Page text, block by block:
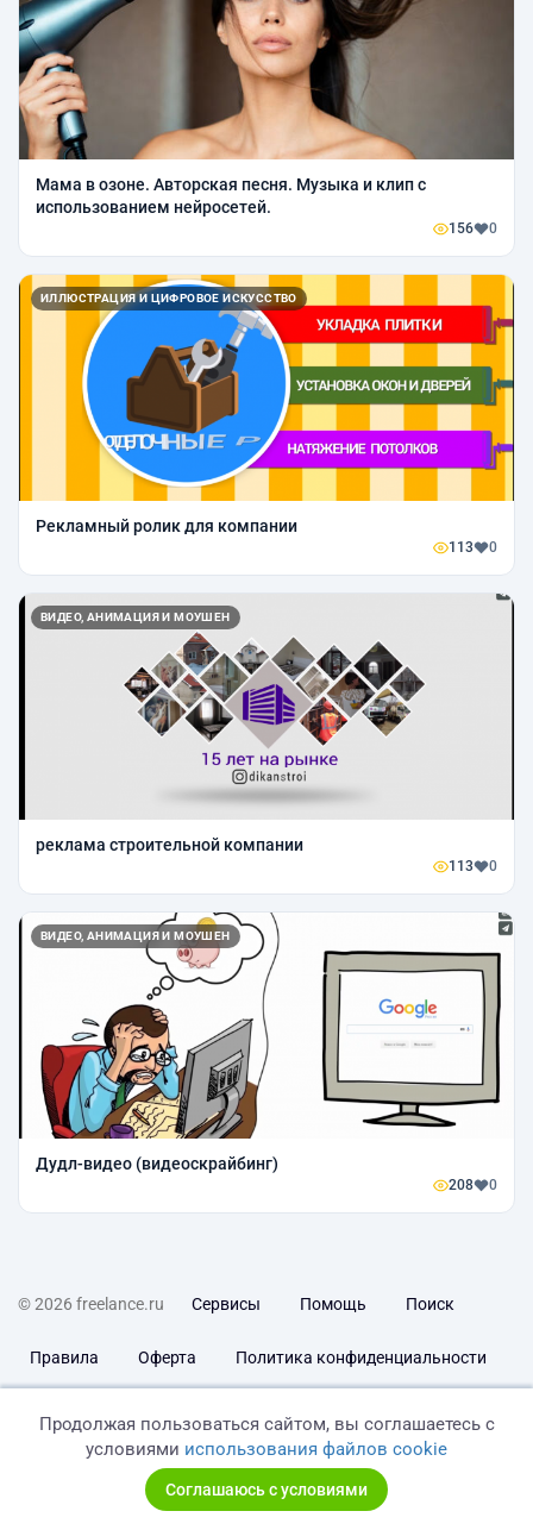
Мама в озоне. Авторская песня. Музыка и клип с
использованием нейросетей.
156 0
ИЛЛЮСТРАЦИЯ И ЦИФРОВОЕ ИСКУССТВО
Рекламный ролик для компании
113 0
ВИДЕО, АНИМАЦИЯ И МОУШЕН
реклама строительной компании
113 0
ВИДЕО, АНИМАЦИЯ И МОУШЕН
Дудл-видео (видеоскрайбинг)
208 0
© 2026 freelance.ru Сервисы Помощь Поиск
Правила Оферта Политика конфиденциальности
Продолжая пользоваться сайтом, вы соглашаетесь с
условиями использования файлов cookie
Соглашаюсь с условиями